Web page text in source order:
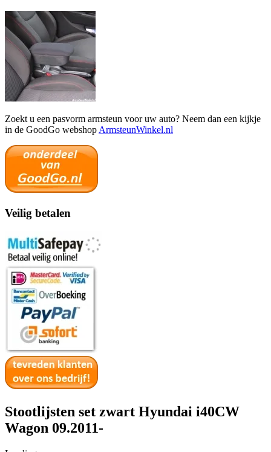
Zoekt u een pasvorm armsteun voor uw auto? Neem dan een kijkje
in de GoodGo webshop ArmsteunWinkel.nl
Veilig betalen
Stootlijsten set zwart Hyundai i40CW
Wagon 09.2011-